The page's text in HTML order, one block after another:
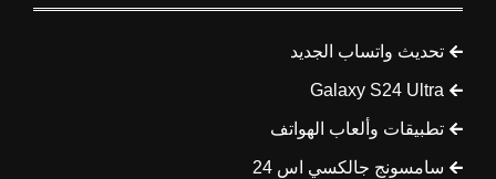
تحديث واتساب الجديد
Galaxy S24 Ultra
تطبيقات وألعاب الهواتف
سامسونج جالكسي اس 24